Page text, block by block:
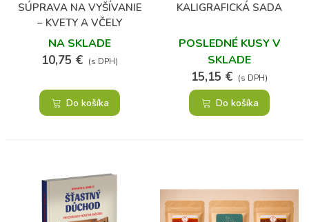
SÚPRAVA NA VYŠÍVANIE
– KVETY A VČELY
NA SKLADE
10,75 € (s DPH)
Do košíka
KALIGRAFICKÁ SADA
POSLEDNÉ KUSY V
SKLADE
15,15 € (s DPH)
Do košíka